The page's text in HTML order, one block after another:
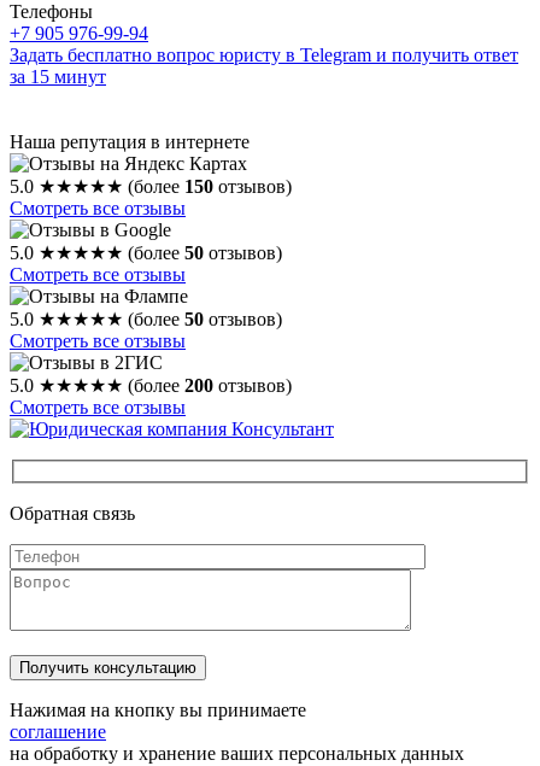
Телефоны
+7 905 976-99-94
Задать бесплатно вопрос юристу в Telegram и получить ответ
за 15 минут
Наша репутация в интернете
5.0 ★★★★★ (более 150 отзывов)
Смотреть все отзывы
5.0 ★★★★★ (более 50 отзывов)
Смотреть все отзывы
5.0 ★★★★★ (более 50 отзывов)
Смотреть все отзывы
5.0 ★★★★★ (более 200 отзывов)
Смотреть все отзывы
Обратная связь
Нажимая на кнопку вы принимаете
соглашение
на обработку и хранение ваших персональных данных